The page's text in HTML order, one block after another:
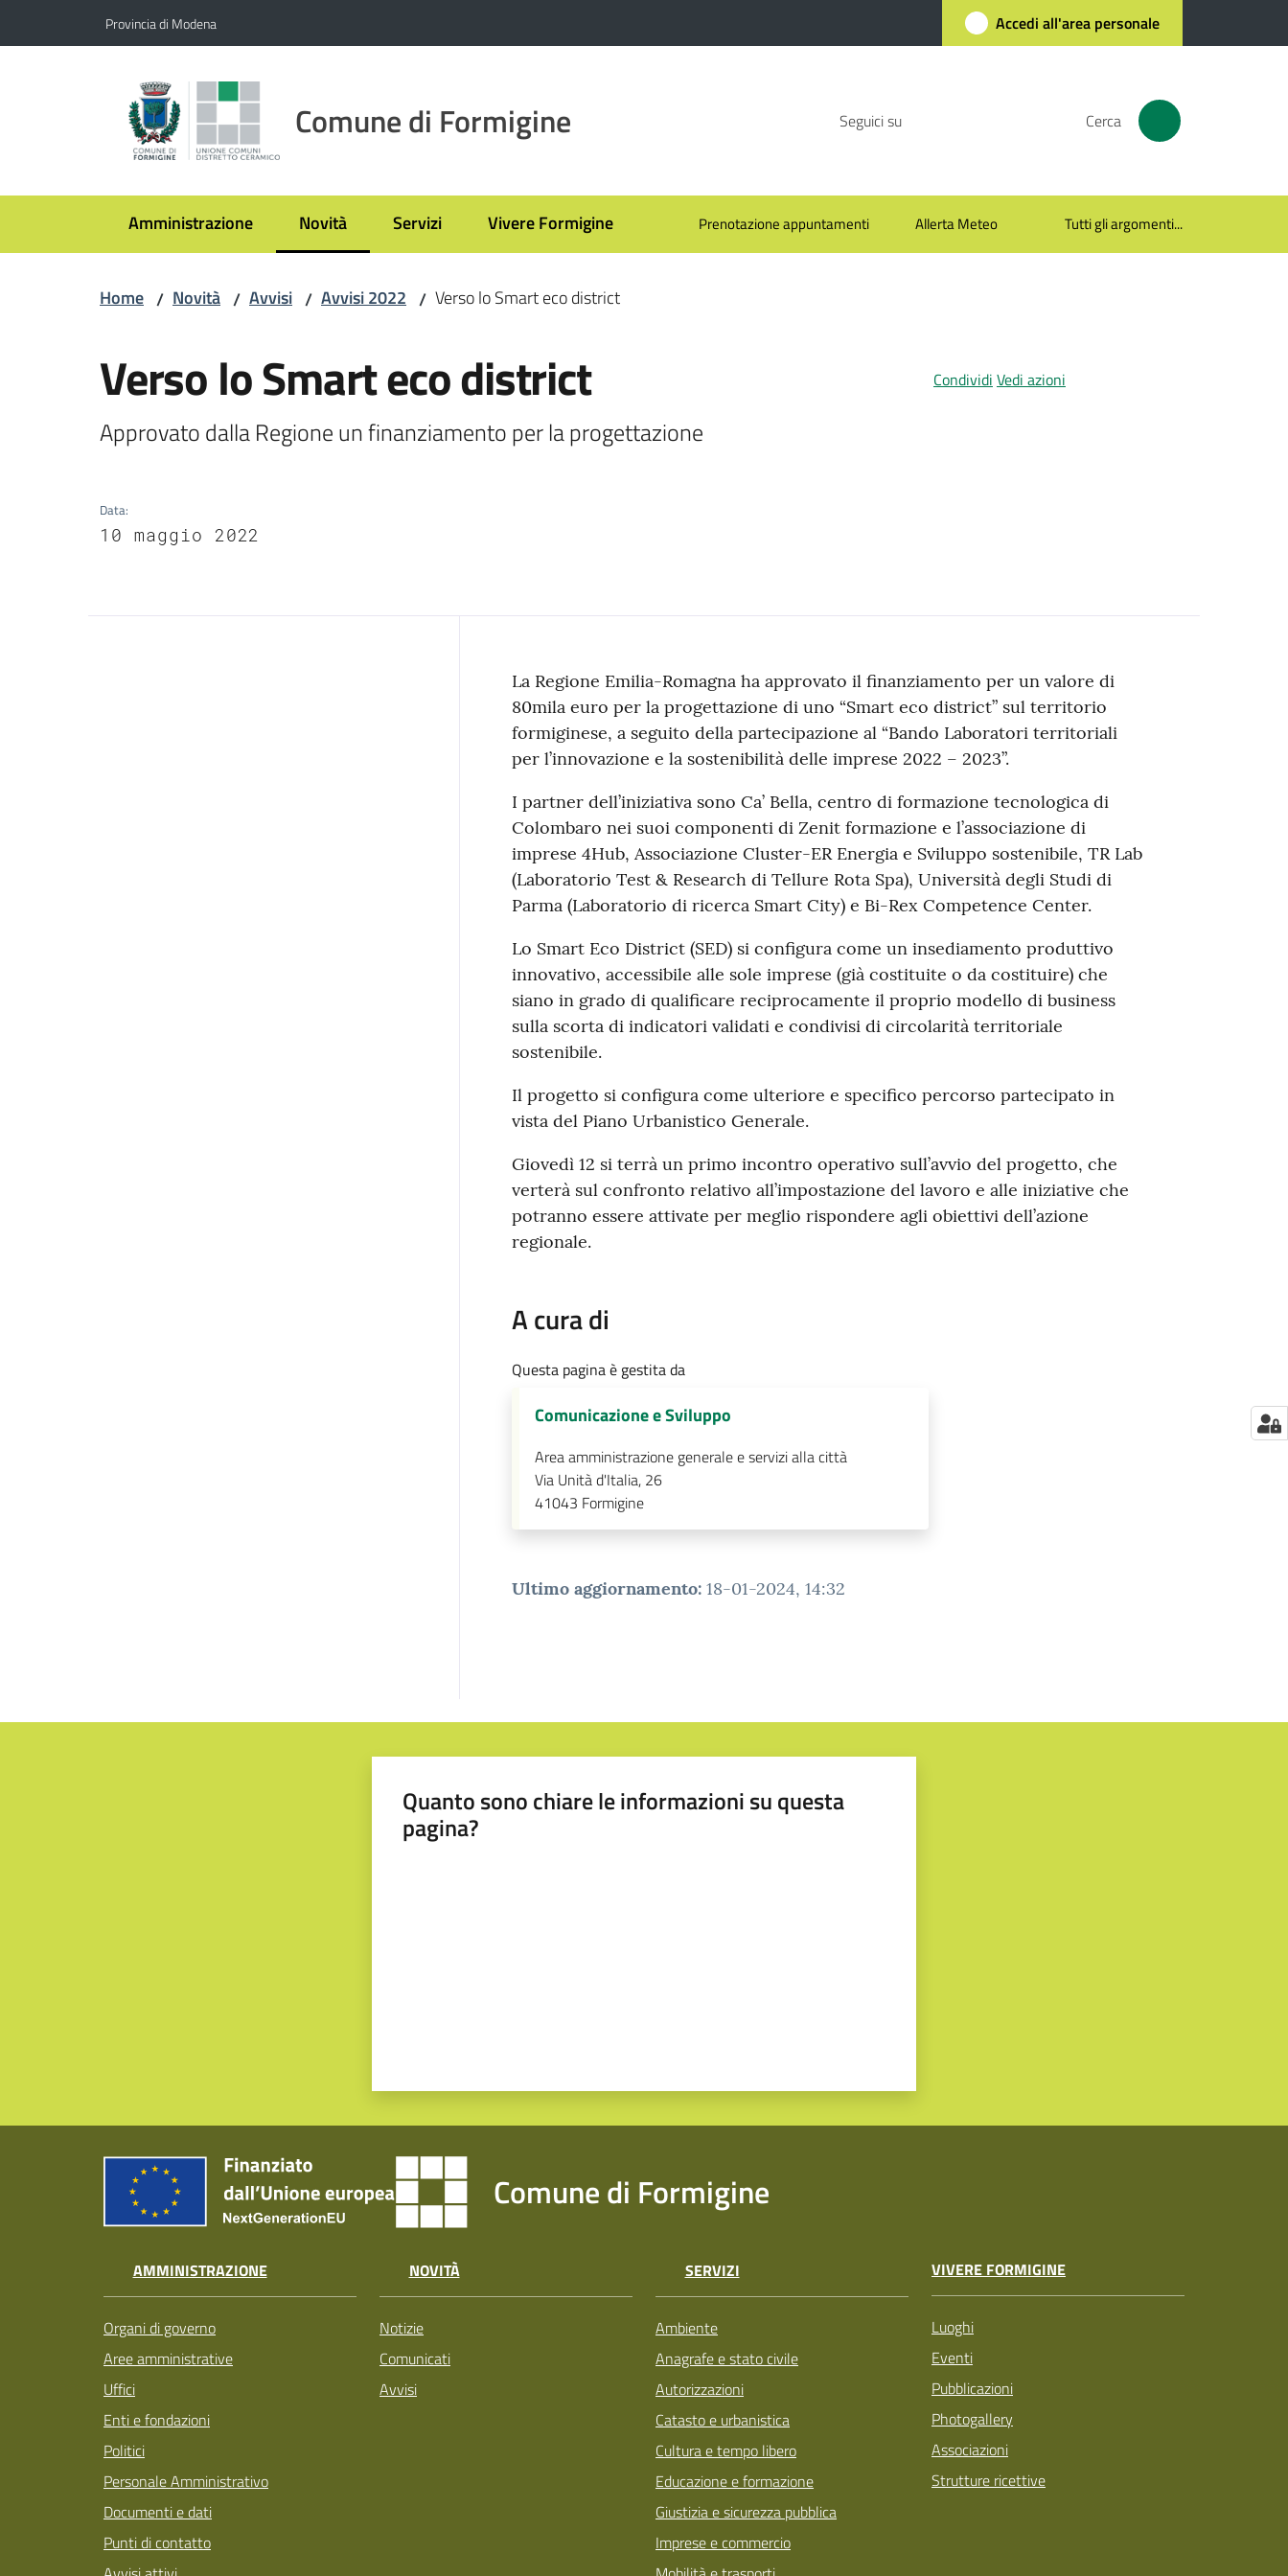
Provincia di Modena Accedi all'area personale
Comune di Formigine Seguici su Cerca
Amministrazione Novità
Menu selezionato
Servizi Vivere Formigine Prenotazione appuntamenti Allerta Meteo Tutti gli argomenti...
Home / Novità / Avvisi / Avvisi 2022 / Verso lo Smart eco district
Verso lo Smart eco district
Approvato dalla Regione un finanziamento per la progettazione
Data:
10 maggio 2022
Condividi Vedi azioni
Contenuto
La Regione Emilia-Romagna ha approvato il finanziamento per un valore di
80mila euro per la progettazione di uno “Smart eco district” sul territorio
formiginese, a seguito della partecipazione al “Bando Laboratori territoriali
per l’innovazione e la sostenibilità delle imprese 2022 – 2023”.
I partner dell’iniziativa sono Ca’ Bella, centro di formazione tecnologica di
Colombaro nei suoi componenti di Zenit formazione e l’associazione di
imprese 4Hub, Associazione Cluster-ER Energia e Sviluppo sostenibile, TR Lab
(Laboratorio Test & Research di Tellure Rota Spa), Università degli Studi di
Parma (Laboratorio di ricerca Smart City) e Bi-Rex Competence Center.
Lo Smart Eco District (SED) si configura come un insediamento produttivo
innovativo, accessibile alle sole imprese (già costituite o da costituire) che
siano in grado di qualificare reciprocamente il proprio modello di business
sulla scorta di indicatori validati e condivisi di circolarità territoriale
sostenibile.
Il progetto si configura come ulteriore e specifico percorso partecipato in
vista del Piano Urbanistico Generale.
Giovedì 12 si terrà un primo incontro operativo sull’avvio del progetto, che
verterà sul confronto relativo all’impostazione del lavoro e alle iniziative che
potranno essere attivate per meglio rispondere agli obiettivi dell’azione
regionale.
A cura di
Questa pagina è gestita da
Comunicazione e Sviluppo
Area amministrazione generale e servizi alla città
Via Unità d'Italia, 26
41043 Formigine
Ultimo aggiornamento: 18-01-2024, 14:32
Quanto sono chiare le informazioni su questa
pagina?
Comune di Formigine
AMMINISTRAZIONE
Organi di governo
Aree amministrative
Uffici
Enti e fondazioni
Politici
Personale Amministrativo
Documenti e dati
Punti di contatto
NOVITÀ
Notizie
Comunicati
Avvisi
SERVIZI
Ambiente
Anagrafe e stato civile
Autorizzazioni
Catasto e urbanistica
Cultura e tempo libero
Educazione e formazione
Giustizia e sicurezza pubblica
Imprese e commercio
VIVERE FORMIGINE
Luoghi
Eventi
Pubblicazioni
Photogallery
Associazioni
Strutture ricettive